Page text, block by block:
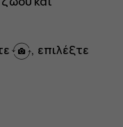
, επιλέξτε